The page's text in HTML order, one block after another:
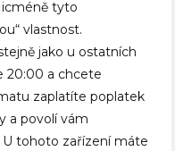
tyto
vlastnost.
jako u ostatních
20:00 a chcete
zaplatíte poplatek
a povolí vám
tohoto zařízení máte